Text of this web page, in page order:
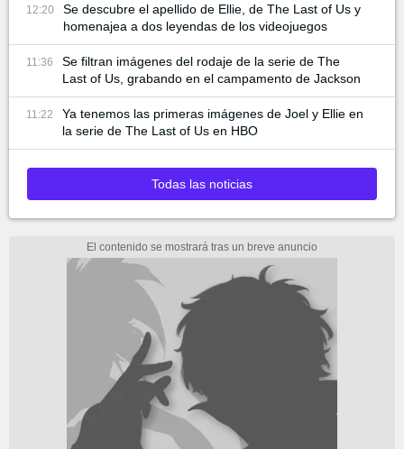
12:20
Se descubre el apellido de Ellie, de The Last of Us y
homenajea a dos leyendas de los videojuegos
11:36
Se filtran imágenes del rodaje de la serie de The
Last of Us, grabando en el campamento de Jackson
11:22
Ya tenemos las primeras imágenes de Joel y Ellie en
la serie de The Last of Us en HBO
Todas las noticias